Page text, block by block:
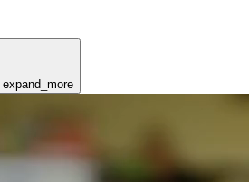
expand_more